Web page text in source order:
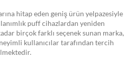
hitap eden geniş ürün yelpazesiyle
puff cihazlardan yeniden
birçok farklı seçenek sunan marka,
kullanıcılar tarafından tercih